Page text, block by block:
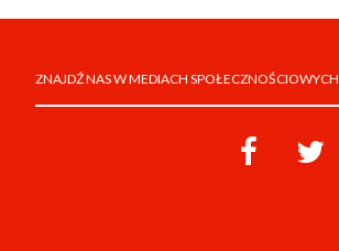
ZNAJDŹ NAS W MEDIACH SPOŁECZNOŚCIOWYCH